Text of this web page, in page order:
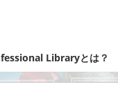
Libraryとは？